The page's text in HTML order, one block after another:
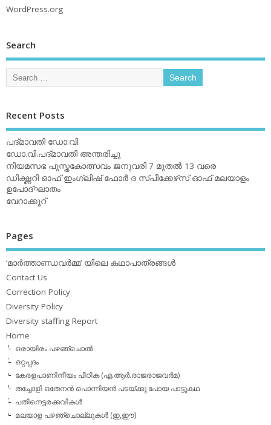
WordPress.org
Search
Recent Posts
പദ്മാവതി ഡോ.വി.
ഡോ.വി.പദ്മാവതി അന്തരിച്ചു
നിയമസഭ പുസ്തകോത്സവം ജനുവരി 7 മുതല്‍ 13 വരെ
ഡിക്ഷ്ണറി ഓഫ് ഇംഗ്ലിഷ് ഫോര്‍ ദ സ്പീക്കേഴ്‌സ് ഓഫ് മലയാളം
ഉപോദ്ഘാതം
വേറാക്കൂറ്
Pages
‘മാര്‍ത്താണ്ഡവര്‍മ്മ’ യിലെ കഥാപാത്രങ്ങള്‍
Contact Us
Correction Policy
Diversity Policy
Diversity staffing Report
Home
ഒരായിരം പഴഞ്ചൊല്‍
ഒറ്റപ്പദം
കേരളപാണിനീയം പീഠിക (എ.ആര്‍.രാജരാജവര്‍മ)
തച്ചോളി ഒതേനൻ പൊന്നിയൻ പടയ്‌ക്കു പോയ പാട്ടുകഥ
പതിനെട്ടരക്കവികള്‍
മലയാള പഴഞ്ചൊല്ലുകള്‍ (ഇ,ഈ)